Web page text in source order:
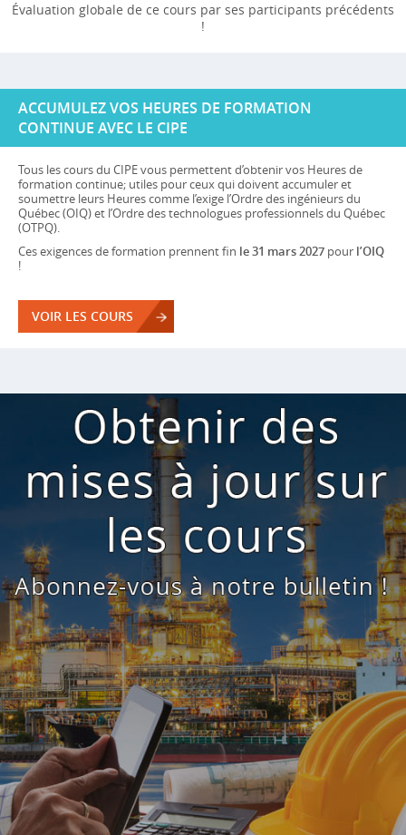
Évaluation globale de ce cours par ses participants précédents
!
ACCUMULEZ VOS HEURES DE FORMATION
CONTINUE AVEC LE CIPE
Tous les cours du CIPE vous permettent d’obtenir vos Heures de
formation continue; utiles pour ceux qui doivent accumuler et
soumettre leurs Heures comme l’exige l’Ordre des ingénieurs du
Québec (OIQ) et l’Ordre des technologues professionnels du Québec
(OTPQ).
Ces exigences de formation prennent fin le 31 mars 2027 pour l’OIQ
!
VOIR LES COURS